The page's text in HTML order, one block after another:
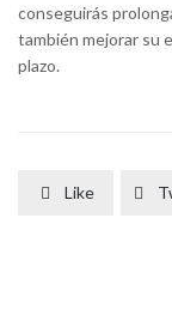
conseguirás
también mejorar su
plazo.
 Like 